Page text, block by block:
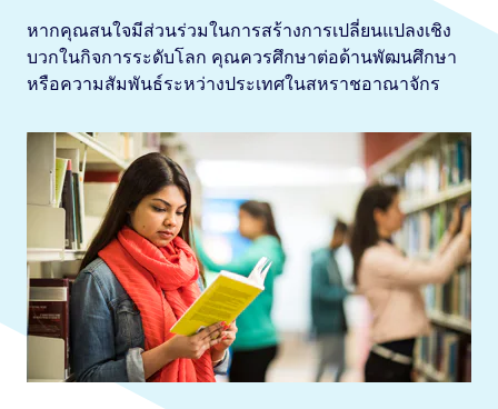
หากคุณสนใจมีส่วนร่วมในการสร้างการเปลี่ยนแปลงเชิง
บวกในกิจการระดับโลก คุณควรศึกษาต่อด้านพัฒนศึกษา
หรือความสัมพันธ์ระหว่างประเทศในสหราชอาณาจักร